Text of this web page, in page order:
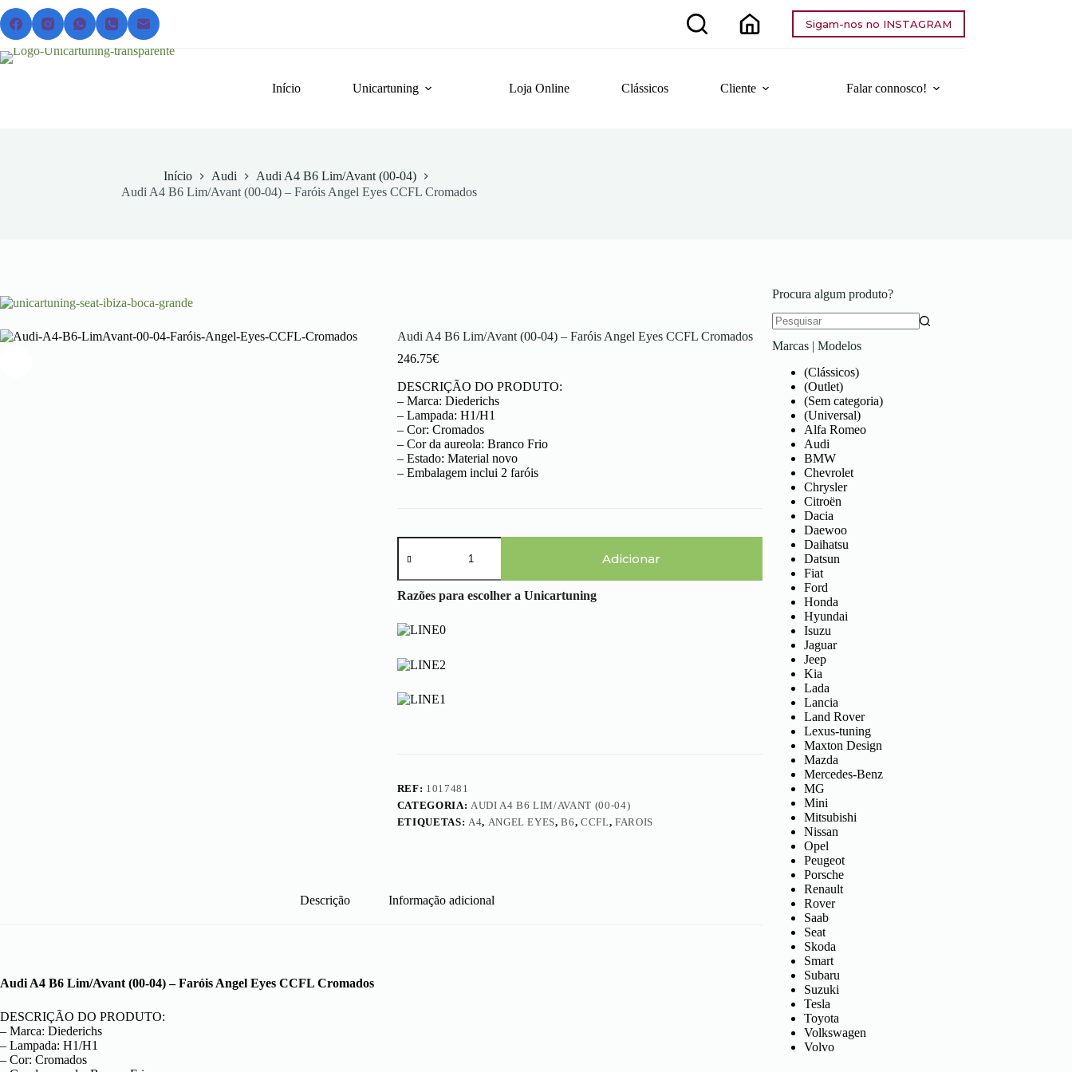
Pular
para
o
conteúdo
Sigam-nos no INSTAGRAM
Início Unicartuning Loja Online Clássicos Cliente Falar connosco!
Início Audi
Audi A4 B6 Lim/Avant (00-04)
Audi A4 B6 Lim/Avant (00-04) – Faróis Angel Eyes CCFL Cromados
Audi A4 B6 Lim/Avant (00-04) – Faróis Angel Eyes CCFL Cromados
246.75€
DESCRIÇÃO DO PRODUTO:
– Marca: Diederichs
– Lampada: H1/H1
– Cor: Cromados
– Cor da aureola: Branco Frio
– Estado: Material novo
– Embalagem inclui 2 faróis
Quantidade
de
A4
B6
(00-
04)
Faróis
Eyes
CCFL
Adicionar
Razões para escolher a Unicartuning
REF: 1017481
CATEGORIA: AUDI A4 B6 LIM/AVANT (00-04)
ETIQUETAS: A4, ANGEL EYES,B6,CCFL, FAROIS
Descrição Informação adicional
Audi A4 B6 Lim/Avant (00-04) – Faróis Angel Eyes CCFL Cromados
DESCRIÇÃO DO PRODUTO:
– Marca: Diederichs
– Lampada: H1/H1
– Cor: Cromados
Procura algum produto?
resultados
Marcas | Modelos
(Clássicos)
(Outlet)
(Sem categoria)
(Universal)
Alfa Romeo
Audi
BMW
Chevrolet
Chrysler
Citroën
Dacia
Daewoo
Daihatsu
Datsun
Fiat
Ford
Honda
Hyundai
Isuzu
Jaguar
Jeep
Kia
Lada
Lancia
Land Rover
Lexus-tuning
Maxton Design
Mazda
Mercedes-Benz
MG
Mini
Mitsubishi
Nissan
Opel
Peugeot
Porsche
Renault
Rover
Saab
Seat
Skoda
Smart
Subaru
Suzuki
Tesla
Toyota
Volkswagen
Volvo